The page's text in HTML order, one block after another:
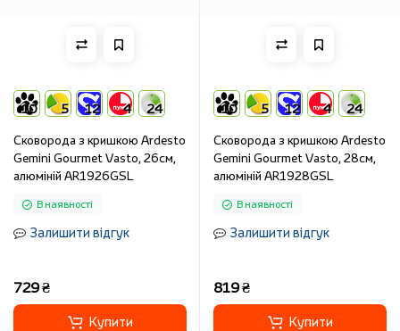
10 5 12 4 24
Сковорода з кришкою Ardesto
Gemini Gourmet Vasto, 26см,
алюміній AR1926GSL
В наявності
Залишити відгук
729 ₴
Купити
10 5 12 4 24
Сковорода з кришкою Ardesto
Gemini Gourmet Vasto, 28см,
алюміній AR1928GSL
В наявності
Залишити відгук
819 ₴
Купити